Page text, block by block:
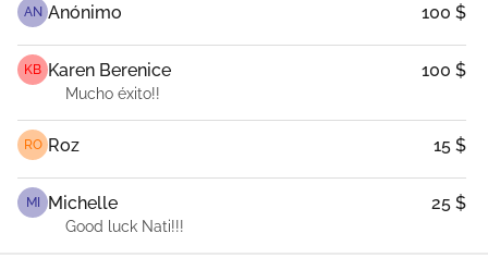
AN Anónimo 100 $
KB Karen Berenice 100 $
Mucho éxito!!
RO Roz 15 $
MI Michelle 25 $
Good luck Nati!!!